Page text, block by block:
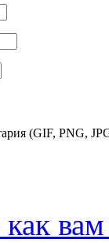
(GIF, PNG,
вам